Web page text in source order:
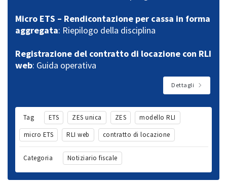
Micro ETS – Rendicontazione per cassa in forma
aggregata: Riepilogo della disciplina
Registrazione del contratto di locazione con RLI
web: Guida operativa
Dettagli
Tag ETS ZES unica ZES
modello RLI
micro ETS
RLI web contratto di locazione
Categoria Notiziario fiscale